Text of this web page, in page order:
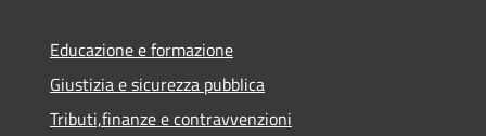
Educazione e formazione
Giustizia e sicurezza pubblica
Tributi,finanze e contravvenzioni